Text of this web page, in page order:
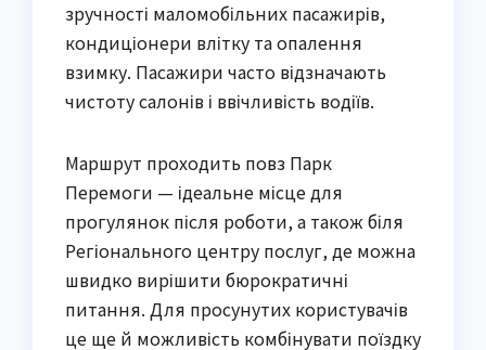
зручності маломобільних пасажирів,
кондиціонери влітку та опалення
взимку. Пасажири часто відзначають
чистоту салонів і ввічливість водіїв.
Маршрут проходить повз Парк
Перемоги — ідеальне місце для
прогулянок після роботи, а також біля
Регіонального центру послуг, де можна
швидко вирішити бюрократичні
питання. Для просунутих користувачів
це ще й можливість комбінувати поїздку